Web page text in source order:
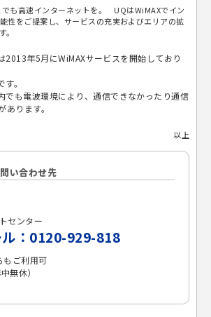
でも高速インターネットを。 UQはWiMAXでイン
性をご提案し、サービスの充実およびエリアの拡
。
年5月にWiMAXサービスを開始しており
。
も電波環境により、通信できなかったり通信
ります。
以上
い合わせ先
センター
ル：0120-929-818
ご利用可
無休）